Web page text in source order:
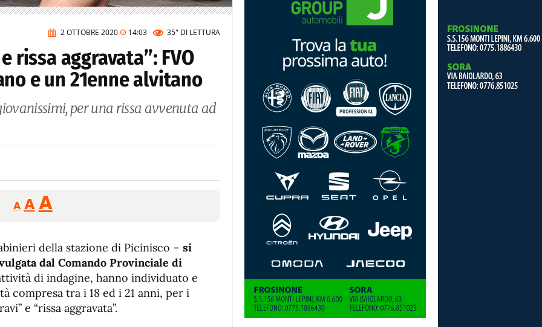
2 OTTOBRE 2020 14:03 35" DI LETTURA
rissa aggravata”: FVO
e un 21enne alvitano
per una rissa avvenuta ad
A
Reducir
tamaño
A Restablecer
tamaño
de
fuente
AAumentar
de
fuente.
della stazione di Picinisco – si
dal Comando Provinciale di
di indagine, hanno individuato e
compresa tra i 18 ed i 21 anni, per i
e “rissa aggravata”.